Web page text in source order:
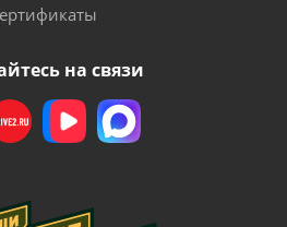
на связи